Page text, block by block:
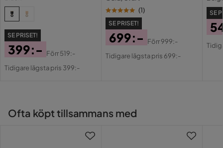
SE PRISET!
Pris
399:-
Original
Förr519:-
Tidigare lägsta pris 399:-
(1)
SE PRISET!
Pris
699:-
Original
Förr999:-
Tidigare lägsta pris 699:-
SE
Ofta köpt tillsammans med